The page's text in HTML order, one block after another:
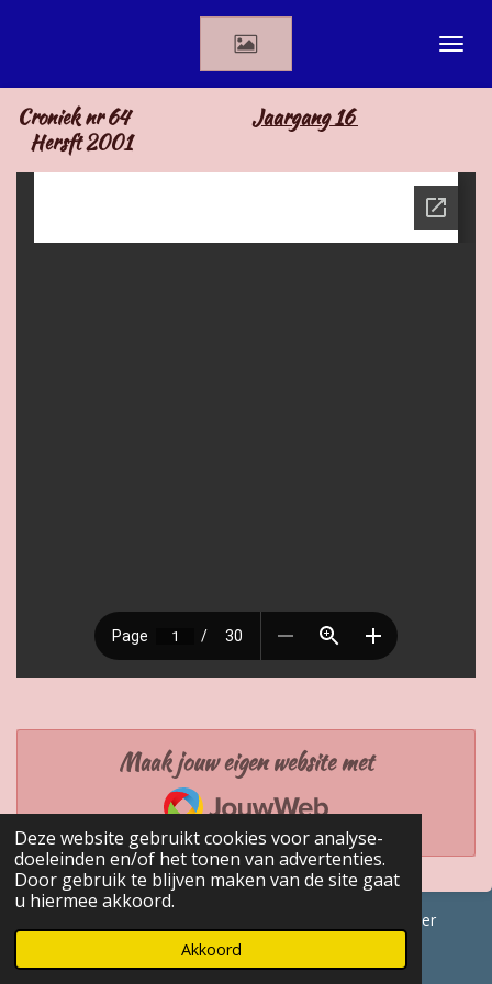
Deze website gebruikt cookies voor analyse-
doeleinden en/of het tonen van advertenties.
Door gebruik te blijven maken van de site gaat
u hiermee akkoord.
Akkoord
de
hoofdinhoud
Croniek nr 64 Jaargang 16
Hersft 2001
Maak jouw eigen website met
JouwWeb
© 2017 - 2026 GENEALOGISCHE Bijdragen Marc Van Acker